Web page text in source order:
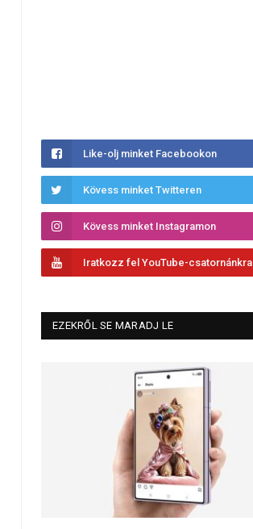
Like-olj minket Facebookon
Kövess minket Twitteren
Kövess minket Instagramon
Iratkozz fel YouTube-csatornánkra
EZEKRŐL SE MARADJ LE